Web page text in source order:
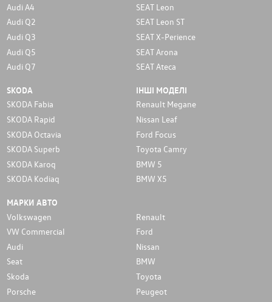
Audi A4
Audi Q2
Audi Q3
Audi Q5
Audi Q7
SEAT Leon
SEAT Leon ST
SEAT X-Perience
SEAT Arona
SEAT Ateca
SKODA
SKODA Fabia
SKODA Rapid
SKODA Octavia
SKODA Superb
SKODA Karoq
SKODA Kodiaq
ІНШІ МОДЕЛІ
Renault Megane
Nissan Leaf
Ford Focus
Toyota Camry
BMW 5
BMW X5
МАРКИ АВТО
Volkswagen
Renault
VW Commercial
Ford
Audi
Nissan
Seat
BMW
Skoda
Toyota
Porsche
Peugeot